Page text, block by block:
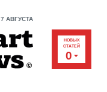
7 АВГУСТА
НОВЫХ
СТАТЕЙ
0